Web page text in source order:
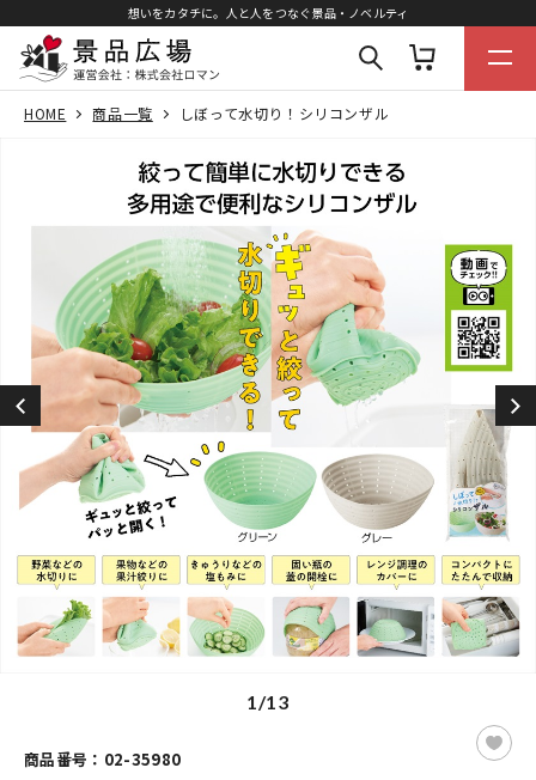
想いをカタチに。人と人をつなぐ景品・ノベルティ
HOME 商品一覧 しぼって水切り！シリコンザル
1/13
商品番号：02-35980